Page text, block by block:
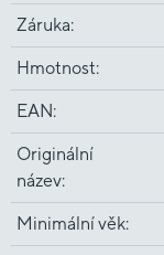
Záruka:
Hmotnost:
EAN:
Originální
název:
Minimální věk: